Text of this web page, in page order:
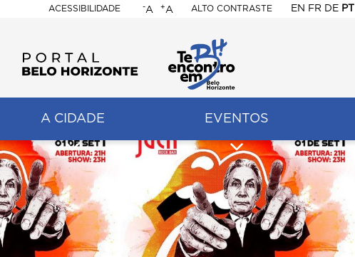
ACESSIBILIDADE
BELO
HORIZONTE
-A +A ALTO CONTRASTE EN FR DE PT
A CIDADE EVENTOS